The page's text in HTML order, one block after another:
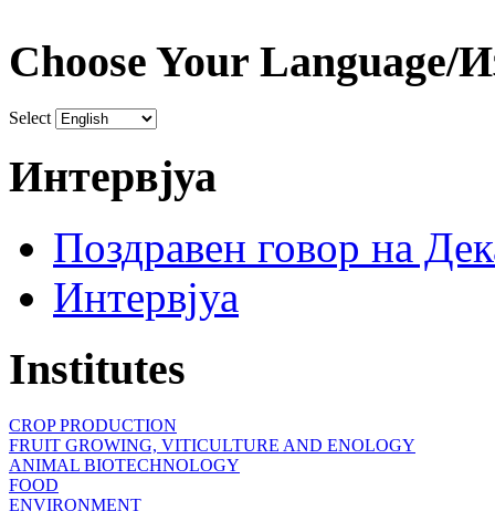
Choose Your Language/
Select
Интервјуа
Поздравен говор на
Интервјуа
Institutes
CROP PRODUCTION
FRUIT GROWING, VITICULTURE AND ENOLOGY
ANIMAL BIOTECHNOLOGY
FOOD
ENVIRONMENT